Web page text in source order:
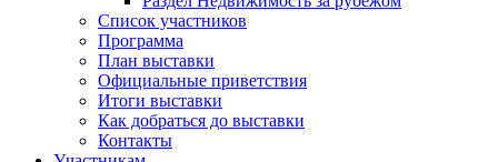
Список участников
Программа
План выставки
Официальные приветствия
Итоги выставки
Как добраться до выставки
Контакты